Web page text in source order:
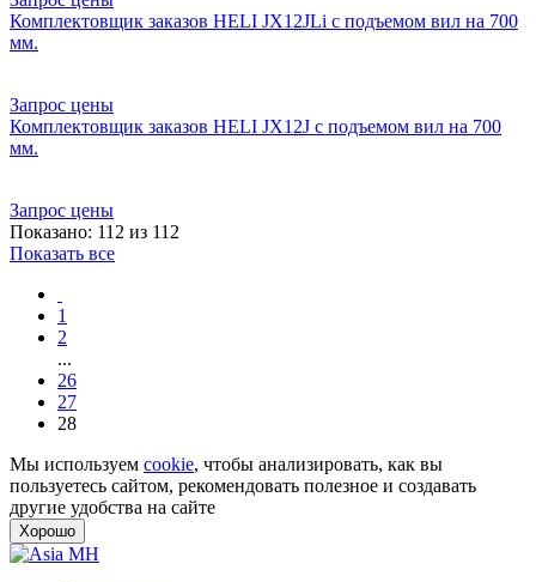
Комплектовщик заказов HELI JX12JLi с подъемом вил на 700
мм.
Запрос цены
Комплектовщик заказов HELI JX12J с подъемом вил на 700
мм.
Запрос цены
Показано: 112 из 112
Показать все
1
2
...
26
27
28
Мы используем cookie, чтобы анализировать, как вы
пользуетесь сайтом, рекомендовать полезное и создавать
другие удобства на сайте
Хорошо